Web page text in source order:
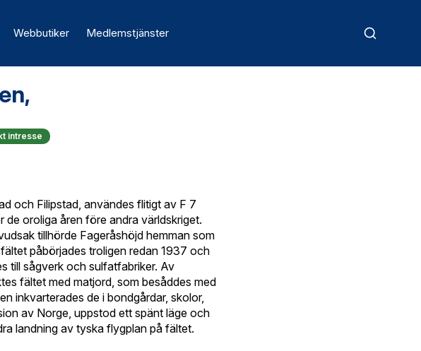
Webbutiker Medlemstjänster
intresse
och Filipstad, användes flitigt av F 7
oroliga åren före andra världskriget.
tillhörde Fageråshöjd hemman som
påbörjades troligen redan 1937 och
till sågverk och sulfatfabriker. Av
fältet med matjord, som besåddes med
inkvarterades de i bondgårdar, skolor,
av Norge, uppstod ett spänt läge och
landning av tyska flygplan på fältet.